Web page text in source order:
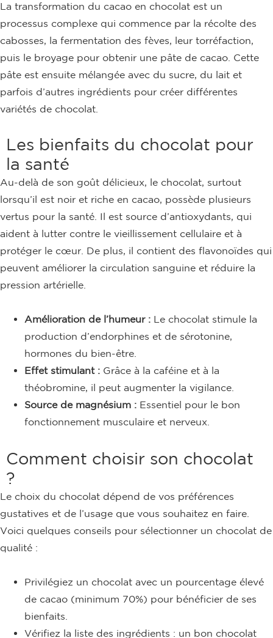
La transformation du cacao en chocolat est un
processus complexe qui commence par la récolte des
cabosses, la fermentation des fèves, leur torréfaction,
puis le broyage pour obtenir une pâte de cacao. Cette
pâte est ensuite mélangée avec du sucre, du lait et
parfois d’autres ingrédients pour créer différentes
variétés de chocolat.
Les bienfaits du chocolat pour
la santé
Au-delà de son goût délicieux, le chocolat, surtout
lorsqu’il est noir et riche en cacao, possède plusieurs
vertus pour la santé. Il est source d’antioxydants, qui
aident à lutter contre le vieillissement cellulaire et à
protéger le cœur. De plus, il contient des flavonoïdes qui
peuvent améliorer la circulation sanguine et réduire la
pression artérielle.
Amélioration de l’humeur : Le chocolat stimule la
production d’endorphines et de sérotonine,
hormones du bien-être.
Effet stimulant : Grâce à la caféine et à la
théobromine, il peut augmenter la vigilance.
Source de magnésium : Essentiel pour le bon
fonctionnement musculaire et nerveux.
Comment choisir son chocolat
?
Le choix du chocolat dépend de vos préférences
gustatives et de l’usage que vous souhaitez en faire.
Voici quelques conseils pour sélectionner un chocolat de
qualité :
Privilégiez un chocolat avec un pourcentage élevé
de cacao (minimum 70%) pour bénéficier de ses
bienfaits.
Vérifiez la liste des ingrédients : un bon chocolat